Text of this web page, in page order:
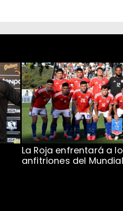
La Roja enfrentará a
anfitriones del